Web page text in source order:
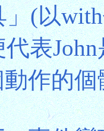
」(以
代表
作的個